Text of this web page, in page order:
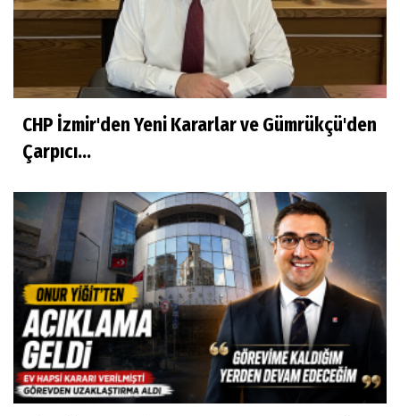
CHP İzmir'den Yeni Kararlar ve Gümrükçü'den
Çarpıcı...